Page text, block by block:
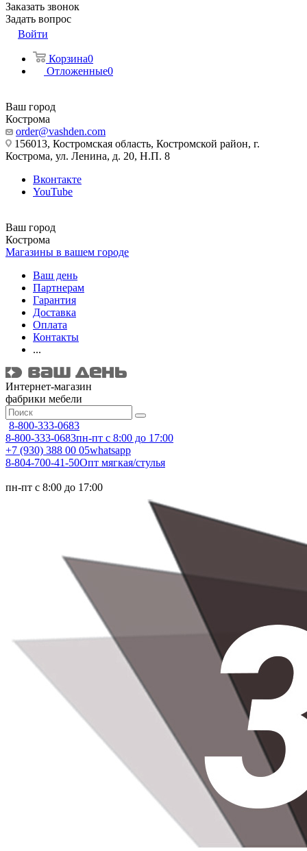
Заказать звонок
Задать вопрос
Войти
Корзина0
Отложенные0
Ваш город
Кострома
order@vashden.com
156013, Костромская область, Костромской район, г.
Кострома, ул. Ленина, д. 20, Н.П. 8
Вконтакте
YouTube
Ваш город
Кострома
Магазины в вашем городе
Ваш день
Партнерам
Гарантия
Доставка
Оплата
Контакты
...
Интернет-магазин
фабрики мебели
8-800-333-0683
8-800-333-0683пн-пт с 8:00 до 17:00
+7 (930) 388 00 05whatsapp
8-804-700-41-50Опт мягкая/стулья
пн-пт с 8:00 до 17:00